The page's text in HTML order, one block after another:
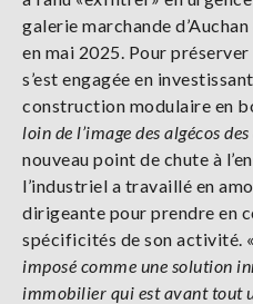
galerie marchande
en mai 2025. Pour
s’est engagée en
construction modulaire en
loin de l’image des algécos
nouveau point de chute à
l’industriel a travaillé en
dirigeante pour prendre en
spécificités de son activité. «
imposé comme une solution
immobilier qui est avant tout